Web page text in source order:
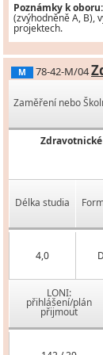
Poznámky k oboru:
(zvýhodněně A, B),
projektech.
M 78-42-M/04
Zaměření nebo
Délka studia
4,0
LONI:
přihlášení/plán
přijmout